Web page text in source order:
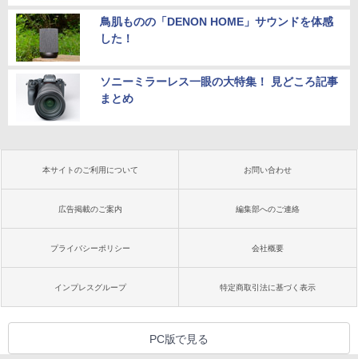
鳥肌ものの「DENON HOME」サウンドを体感
した！
ソニーミラーレス一眼の大特集！ 見どころ記事
まとめ
本サイトのご利用について お問い合わせ
広告掲載のご案内 編集部へのご連絡
プライバシーポリシー 会社概要
インプレスグループ 特定商取引法に基づく表示
PC版で見る